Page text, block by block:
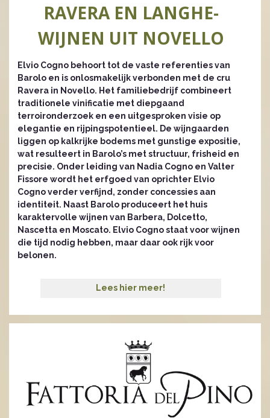
RAVERA EN LANGHE-
WIJNEN UIT NOVELLO
Elvio Cogno behoort tot de vaste referenties van
Barolo en is onlosmakelijk verbonden met de cru
Ravera in Novello. Het familiebedrijf combineert
traditionele vinificatie met diepgaand
terroironderzoek en een uitgesproken visie op
elegantie en rijpingspotentieel. De wijngaarden
liggen op kalkrijke bodems met gunstige expositie,
wat resulteert in Barolo’s met structuur, frisheid en
precisie. Onder leiding van Nadia Cogno en Valter
Fissore wordt het erfgoed van oprichter Elvio
Cogno verder verfijnd, zonder concessies aan
identiteit. Naast Barolo produceert het huis
karaktervolle wijnen van Barbera, Dolcetto,
Nascetta en Moscato. Elvio Cogno staat voor wijnen
die tijd nodig hebben, maar daar ook rijk voor
belonen.
Lees hier meer!